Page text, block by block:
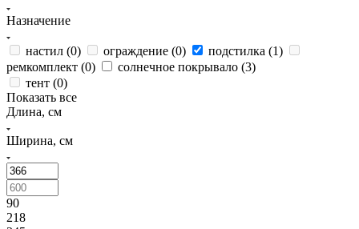
Назначение
настил (0) ограждение (0) подстилка (1)
ремкомплект (0) солнечное покрывало (3)
тент (0)
Показать все
Длина, см
Ширина, см
90
218